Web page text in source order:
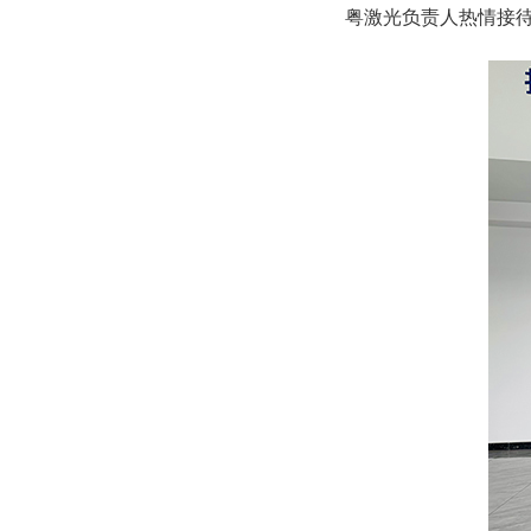
粤激光负责人热情接